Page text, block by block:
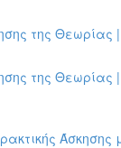
της Θεωρίας
της Θεωρίας
Άσκησης